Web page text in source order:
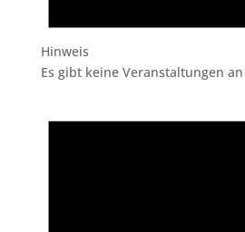
Hinweis
Es gibt keine Veranstaltungen